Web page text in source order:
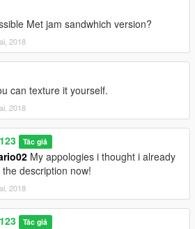
Met jam sandwhich version?
2018
can texture it yourself.
2018
Tác giả
My appologies i thought i already
description now!
2018
Tác giả